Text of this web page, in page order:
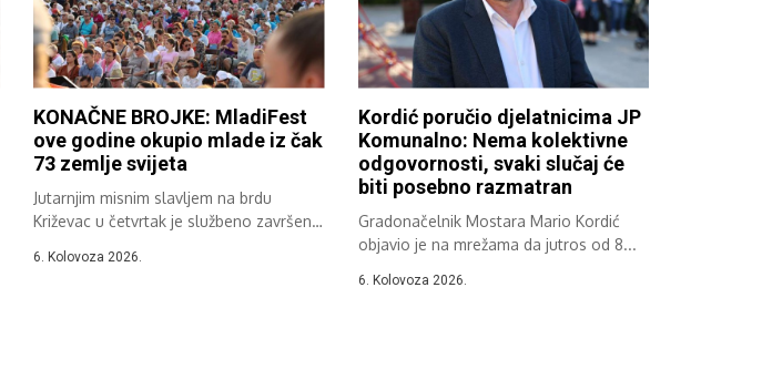
KONAČNE BROJKE: MladiFest
ove godine okupio mlade iz čak
73 zemlje svijeta
Jutarnjim misnim slavljem na brdu
Križevac u četvrtak je službeno završen
6. Kolovoza 2026.
Kordić poručio djelatnicima JP
Komunalno: Nema kolektivne
odgovornosti, svaki slučaj će
biti posebno razmatran
Gradonačelnik Mostara Mario Kordić
objavio je na mrežama da jutros od 8...
6. Kolovoza 2026.